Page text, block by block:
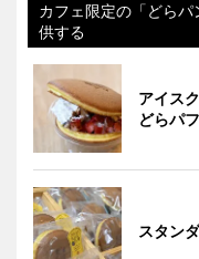
カフェ限定の「どら
供する
アイス
どらパ
スタン